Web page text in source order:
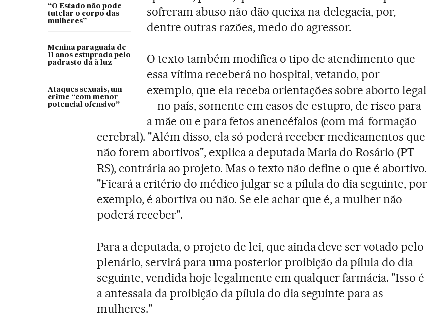
“O Estado não pode
tutelar o corpo das
mulheres”
Menina paraguaia de
11 anos estuprada pelo
padrasto dá à luz
Ataques sexuais, um
crime “com menor
potencial ofensivo”
sofreram abuso não dão queixa na delegacia, por,
dentre outras razões, medo do agressor.
O texto também modifica o tipo de atendimento que
essa vítima receberá no hospital, vetando, por
exemplo, que ela receba orientações sobre aborto legal
—no país, somente em casos de estupro, de risco para
a mãe ou e para fetos anencéfalos (com má-formação
cerebral). "Além disso, ela só poderá receber medicamentos que
não forem abortivos", explica a deputada Maria do Rosário (PT-
RS), contrária ao projeto. Mas o texto não define o que é abortivo.
"Ficará a critério do médico julgar se a pílula do dia seguinte, por
exemplo, é abortiva ou não. Se ele achar que é, a mulher não
poderá receber".
Para a deputada, o projeto de lei, que ainda deve ser votado pelo
plenário, servirá para uma posterior proibição da pílula do dia
seguinte, vendida hoje legalmente em qualquer farmácia. "Isso é
a antessala da proibição da pílula do dia seguinte para as
mulheres."